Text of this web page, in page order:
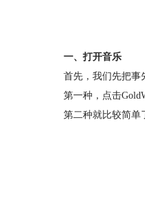
一、打开音乐
首先，我们先把事
第一种，点击
第二种就比较简单